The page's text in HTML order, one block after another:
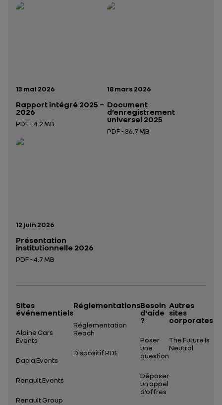
Date de publication:
13 mai 2026
Rapport intégré 2025 –
2026
PDF - 4.2 MB
Ouverture dans un nouvel onglet
Rapport intégré 2025 – 2026— données structurées (JSON)
Date de publication:
18 mars 2026
Document
d’enregistrement
universel 2025
PDF - 36.7 MB
Date de publication:
12 juin 2026
Présentation
institutionnelle 2026
PDF - 4.7 MB
Présentation institutionnelle 2026
Sites
événementiels
Alpine Cars
Events
Dacia Events
Renault Events
Renault Group
Réglementations
Réglementation
Reach
Dispositif RDE
Besoin
d'aide
?
Poser
une
question
Déposer
un appel
d’offres
Autres
sites
corporates
The Future Is
Neutral